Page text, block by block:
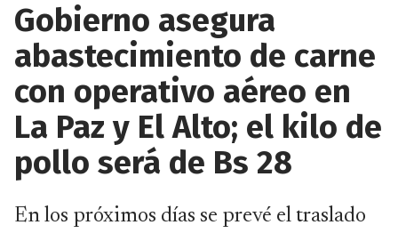
Gobierno asegura
abastecimiento de carne
con operativo aéreo en
La Paz y El Alto; el kilo de
pollo será de Bs 28
En los próximos días se prevé el traslado